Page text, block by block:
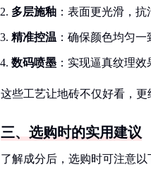
多层施釉 ：表面更光滑，抗
精准控温 ：确保颜色均匀一
数码喷墨 ：实现逼真纹理效
这些工艺让地砖不仅好看，更
三、选购时的实用建议
了解成分后，选购时可注意以